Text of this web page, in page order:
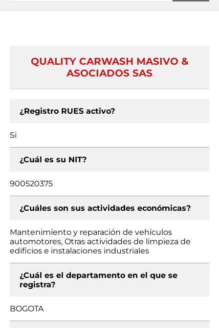
QUALITY CARWASH MASIVO &
ASOCIADOS SAS
¿Registro RUES activo?
Si
¿Cuál es su NIT?
900520375
¿Cuáles son sus actividades económicas?
Mantenimiento y reparación de vehículos
automotores, Otras actividades de limpieza de
edificios e instalaciones industriales
¿Cuál es el departamento en el que se
registra?
BOGOTA